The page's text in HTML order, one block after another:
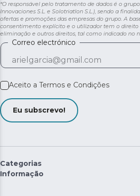
*O responsável pelo tratamento de dados é o
Innovaciones S.L. e Solotriatlon S.L.), sendo a
ofertas e promoções das empresas do grupo. A
consentimento explícito e o utilizador tem o direito
eliminação e outros direitos, tal como indicado no
Correo electrónico
Aceito a Termos e Condições
Eu subscrevo!
Categorias
Informação